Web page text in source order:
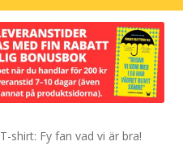
T-shirt: Fy fan vad vi är bra!